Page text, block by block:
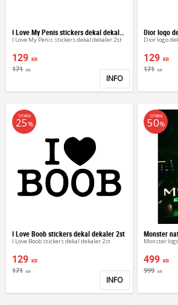
I Love My Penis stickers dekal dekaler 2st
129 KR
171 KR
Lägg till i
INFO
Dior logo
129 KR
171 KR
I Love Boob stickers dekal dekaler 2st
I Love Boob stickers dekal dekaler 2st
129 KR
171 KR
SPARA
25 %
Lägg till i
INFO
Monster
499 KR
999 KR
SPARA
50%